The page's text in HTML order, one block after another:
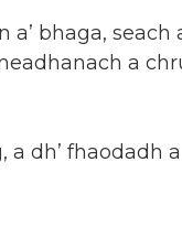
bhaga, seach
a
dh’ fhaodadh